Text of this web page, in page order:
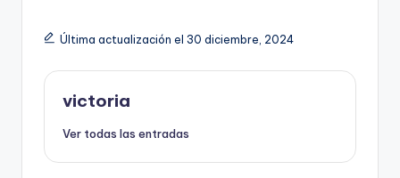
Última actualización el 30 diciembre, 2024
victoria
Ver todas las entradas